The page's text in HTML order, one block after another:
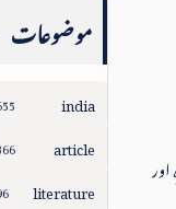
موضوعات
india
article
literature